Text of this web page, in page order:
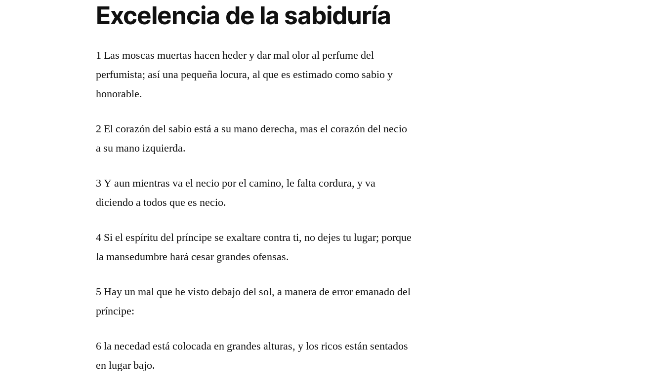
Excelencia de la sabiduría
1 Las moscas muertas hacen heder y dar mal olor al perfume del
perfumista; así una pequeña locura, al que es estimado como sabio y
honorable.
2 El corazón del sabio está a su mano derecha, mas el corazón del necio
a su mano izquierda.
3 Y aun mientras va el necio por el camino, le falta cordura, y va
diciendo a todos que es necio.
4 Si el espíritu del príncipe se exaltare contra ti, no dejes tu lugar; porque
la mansedumbre hará cesar grandes ofensas.
5 Hay un mal que he visto debajo del sol, a manera de error emanado del
príncipe:
6 la necedad está colocada en grandes alturas, y los ricos están sentados
en lugar bajo.